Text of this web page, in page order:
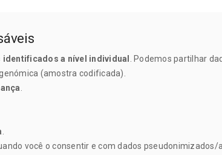
identificados a nível individual
. Podemos partilhar
(amostra codificada).
você o consentir e com dados pseudonimizados/